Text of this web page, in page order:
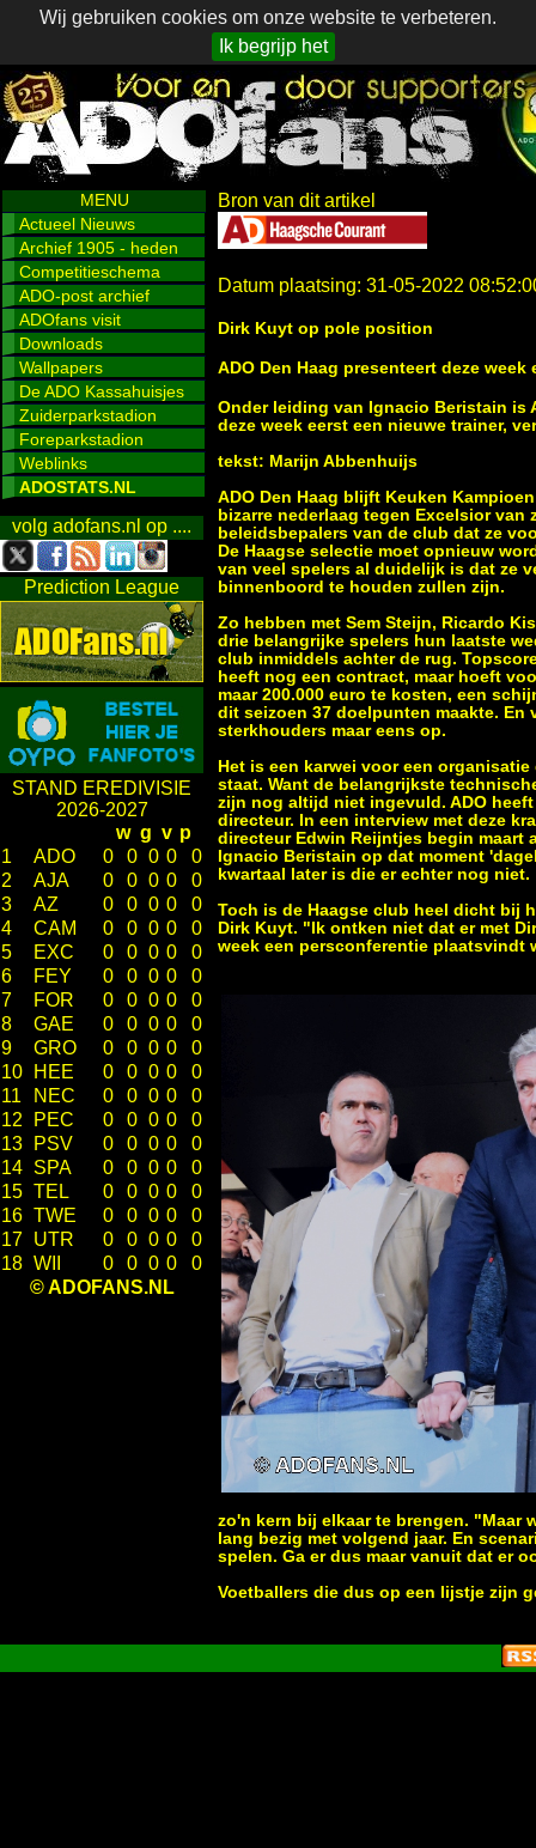
Wij gebruiken cookies om onze website te verbeteren.
Ik begrijp het
MENU
Actueel Nieuws
Archief 1905 - heden
Competitieschema
ADO-post archief
ADOfans visit
Downloads
Wallpapers
De ADO Kassahuisjes
Zuiderparkstadion
Foreparkstadion
Weblinks
ADOSTATS.NL
volg adofans.nl op ....
Prediction League
STAND EREDIVISIE
2026-2027
w g v p
1
ADO 0 0 0 0
0
2
AJA 0 0 0 0
0
3
AZ 0 0 0 0
0
4
CAM 0 0 0 0
0
5
EXC 0 0 0 0
0
6
FEY 0 0 0 0
0
7
FOR 0 0 0 0
0
8
GAE 0 0 0 0
0
9
GRO 0 0 0 0
0
10
HEE 0 0 0 0
0
11
NEC 0 0 0 0
0
12
PEC 0 0 0 0
0
13
PSV 0 0 0 0
0
14 SPA 0 0 0 0
0
15 TEL 0 0 0 0
0
16 TWE 0 0 0 0
0
17 UTR 0 0 0 0
0
18 WII 0 0 0 0
0
© ADOFANS.NL
Bron van dit artikel
Datum plaatsing: 31-05-2022
Dirk Kuyt op pole position
ADO Den Haag presenteert deze week
Onder leiding van Ignacio Beristain is
deze week eerst een nieuwe trainer,
tekst: Marijn Abbenhuijs
ADO Den Haag blijft Keuken
bizarre nederlaag tegen Excelsior van
beleidsbepalers van de club dat ze
De Haagse selectie moet opnieuw
van veel spelers al duidelijk is dat ze
binnenboord te houden zullen zijn.
Zo hebben met Sem Steijn, Ricardo
drie belangrijke spelers hun laatste
club inmiddels achter de rug.
heeft nog een contract, maar hoeft
maar 200.000 euro te kosten, een
dit seizoen 37 doelpunten maakte. En
sterkhouders maar eens op.
Het is een karwei voor een
staat. Want de belangrijkste
zijn nog altijd niet ingevuld. ADO
directeur. In een interview met deze
directeur Edwin Reijntjes begin maart
Ignacio Beristain op dat moment
kwartaal later is die er echter nog niet.
Toch is de Haagse club heel dicht bij
Dirk Kuyt. "Ik ontken niet dat er met
week een persconferentie plaatsvindt
zo'n kern bij elkaar te brengen. "Maar
lang bezig met volgend jaar. En
spelen. Ga er dus maar vanuit dat er
Voetballers die dus op een lijstje zijn